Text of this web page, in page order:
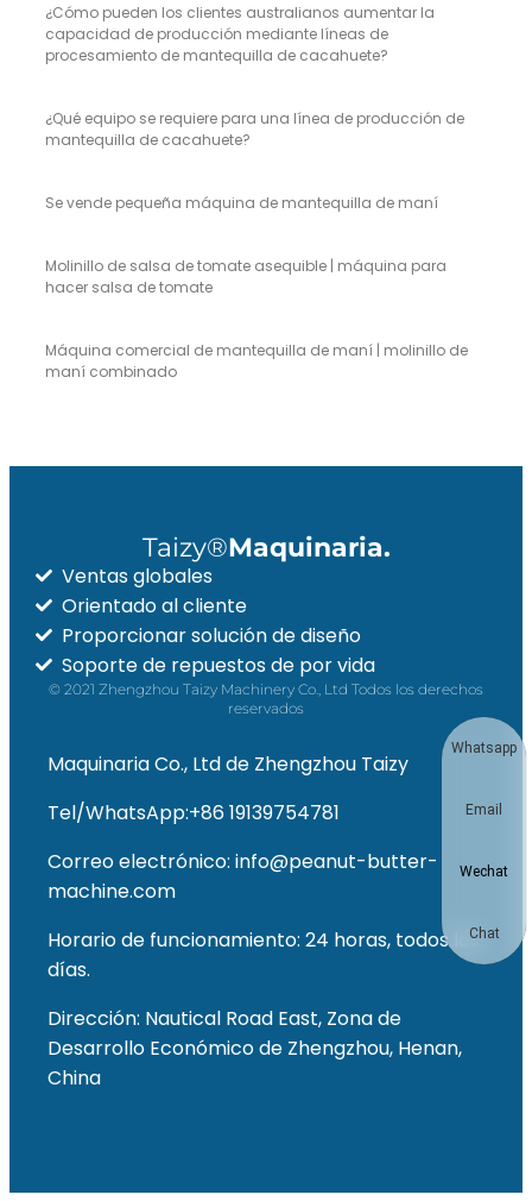
¿Cómo pueden los clientes australianos aumentar la
capacidad de producción mediante líneas de
procesamiento de mantequilla de cacahuete?
¿Qué equipo se requiere para una línea de producción de
mantequilla de cacahuete?
Se vende pequeña máquina de mantequilla de maní
Molinillo de salsa de tomate asequible | máquina para
hacer salsa de tomate
Máquina comercial de mantequilla de maní | molinillo de
maní combinado
Taizy®Maquinaria.
Ventas globales
Orientado al cliente
Proporcionar solución de diseño
Soporte de repuestos de por vida
© 2021 Zhengzhou Taizy Machinery Co., Ltd Todos los derechos
reservados
Maquinaria Co., Ltd de Zhengzhou Taizy
Tel/WhatsApp:+86 19139754781
Correo electrónico: info@peanut-butter-
machine.com
Horario de funcionamiento: 24 horas, todos los
días.
Dirección: Nautical Road East, Zona de
Desarrollo Económico de Zhengzhou, Henan,
China
Whatsapp
Email
Wechat
Chat